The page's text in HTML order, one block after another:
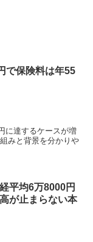
で保険料は年55
に達するケースが増
みと背景を分かりや
平均6万8000円
が止まらない本